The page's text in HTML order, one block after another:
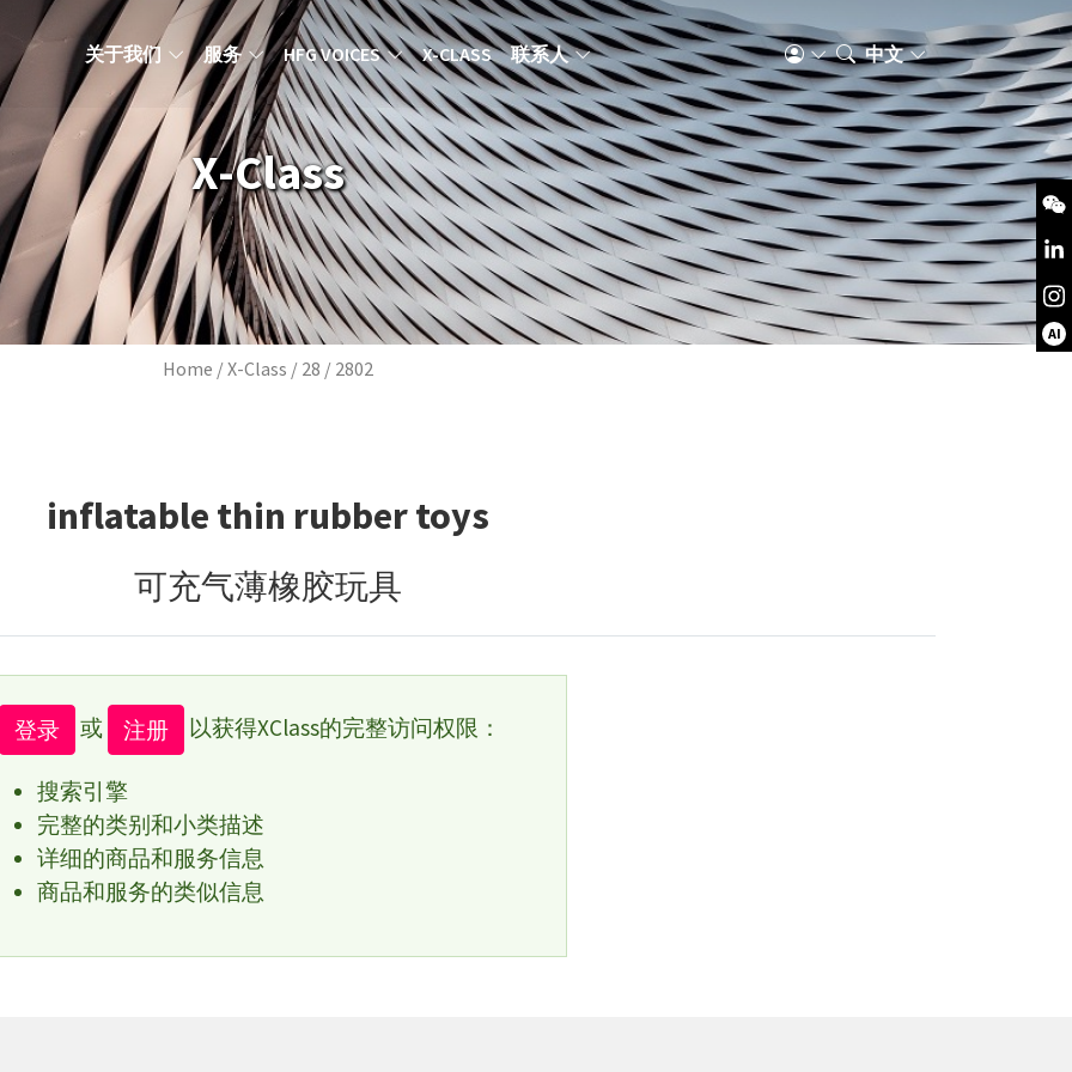
MAIN NAVIGATION ZH
关于我们 服务 HFG VOICES X-CLASS 联系人 中文
X-Class
Breadcrumb
Home X-Class 28 2802
inflatable thin rubber toys
可充气薄橡胶玩具
登录 或 注册 以获得XClass的完整访问权限：
搜索引擎
完整的类别和小类描述
详细的商品和服务信息
商品和服务的类似信息
AI